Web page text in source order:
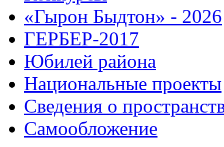
«Гырон Быдтон» - 2026
ГЕРБЕР-2017
Юбилей района
Национальные проекты
Сведения о
Самообложение